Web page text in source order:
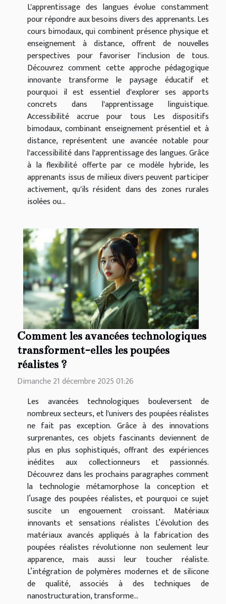
L'apprentissage des langues évolue constamment
pour répondre aux besoins divers des apprenants. Les
cours bimodaux, qui combinent présence physique et
enseignement à distance, offrent de nouvelles
perspectives pour favoriser l'inclusion de tous.
Découvrez comment cette approche pédagogique
innovante transforme le paysage éducatif et
pourquoi il est essentiel d'explorer ses apports
concrets dans l'apprentissage linguistique.
Accessibilité accrue pour tous Les dispositifs
bimodaux, combinant enseignement présentiel et à
distance, représentent une avancée notable pour
l'accessibilité dans l'apprentissage des langues. Grâce
à la flexibilité offerte par ce modèle hybride, les
apprenants issus de milieux divers peuvent participer
activement, qu'ils résident dans des zones rurales
isolées ou...
Comment les avancées technologiques
transforment-elles les poupées
réalistes ?
Dimanche 21 décembre 2025 01:26
Les avancées technologiques bouleversent de
nombreux secteurs, et l'univers des poupées réalistes
ne fait pas exception. Grâce à des innovations
surprenantes, ces objets fascinants deviennent de
plus en plus sophistiqués, offrant des expériences
inédites aux collectionneurs et passionnés.
Découvrez dans les prochains paragraphes comment
la technologie métamorphose la conception et
l’usage des poupées réalistes, et pourquoi ce sujet
suscite un engouement croissant. Matériaux
innovants et sensations réalistes L’évolution des
matériaux avancés appliqués à la fabrication des
poupées réalistes révolutionne non seulement leur
apparence, mais aussi leur toucher réaliste.
L’intégration de polymères modernes et de silicone
de qualité, associés à des techniques de
nanostructuration, transforme...